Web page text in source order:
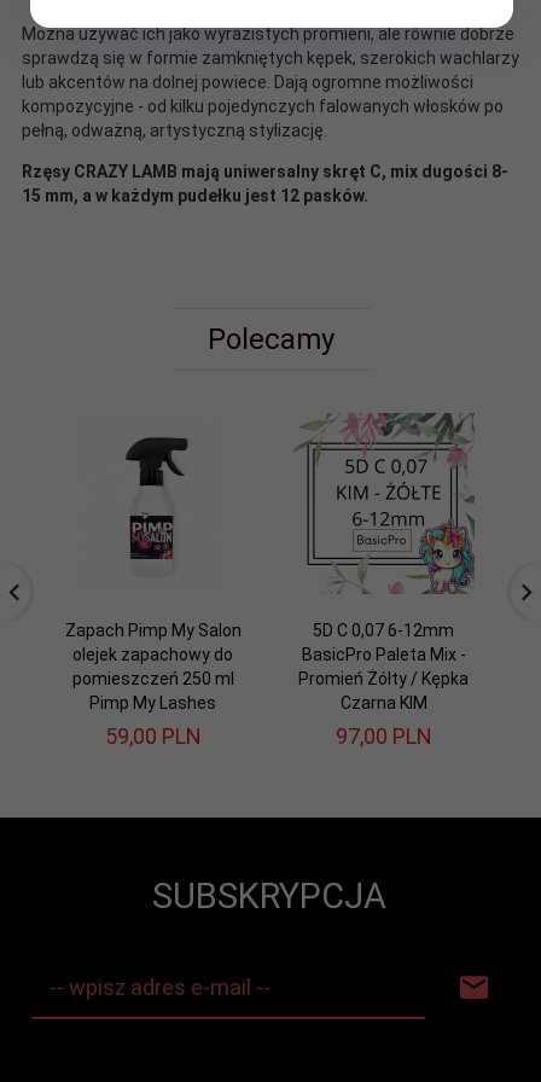
Można używać ich jako wyrazistych promieni, ale równie dobrze
sprawdzą się w formie zamkniętych kępek, szerokich wachlarzy
lub akcentów na dolnej powiece. Dają ogromne możliwości
kompozycyjne - od kilku pojedynczych falowanych włosków po
pełną, odważną, artystyczną stylizację.
Rzęsy CRAZY LAMB mają uniwersalny skręt C, mix dugości 8-
15 mm, a w każdym pudełku jest 12 pasków.
Polecamy
Zapach Pimp My Salon
olejek zapachowy do
pomieszczeń 250 ml
Pimp My Lashes
59,00 PLN
5D C 0,07 6-12mm
BasicPro Paleta Mix -
Promień Żółty / Kępka
Czarna KIM
97,00 PLN
SUBSKRYPCJA
-- wpisz adres e-mail --